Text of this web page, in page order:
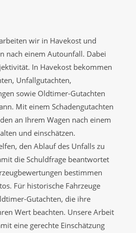
wir in Havekost und
nach einem Autounfall. Dabei
In Havekost bekommen
Unfallgutachten,
sowie Oldtimer-Gutachten
Mit einem Schadengutachten
an Ihrem Wagen nach einem
und einschätzen.
den Ablauf des Unfalls zu
die Schuldfrage beantwortet
bestimmen
Für historische Fahrzeuge
Gutachten, die ihre
Wert beachten. Unsere Arbeit
eine gerechte Einschätzung